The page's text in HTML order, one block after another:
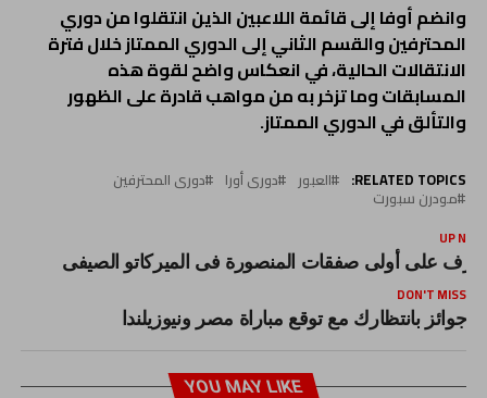
وانضم أوفا إلى قائمة اللاعبين الذين انتقلوا من دوري
المحترفين والقسم الثاني إلى الدوري الممتاز خلال فترة
الانتقالات الحالية، في انعكاس واضح لقوة هذه
المسابقات وما تزخر به من مواهب قادرة على الظهور
والتألق في الدوري الممتاز.
RELATED TOPICS: العبور دورى أورا دورى المحترفين
مودرن سبورت
UP
على أولى صفقات المنصورة فى الميركاتو الصيفى
DON'T MISS
جوائز بانتظارك مع توقع مباراة مصر ونيوزيلندا
YOU MAY LIKE